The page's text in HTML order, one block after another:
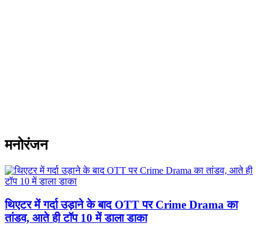
मनोरंजन
थिएटर में गर्दा उड़ाने के बाद OTT पर Crime Drama का
तांडव, आते ही टॉप 10 में डाला डाका